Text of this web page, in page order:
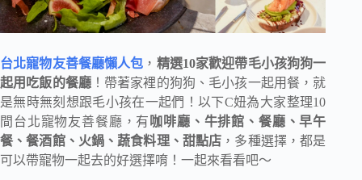
台北寵物友善餐廳懶人包 ， 精選10家歡迎帶毛小孩狗狗一
起用吃飯的餐廳！帶著家裡的狗狗、毛小孩一起用餐，就
是無時無刻想跟毛小孩在一起們！以下C妞為大家整理10
間台北寵物友善餐廳，有 咖啡廳、牛排館、餐廳、早午
餐、餐酒館、火鍋、蔬食料理、甜點店 ，多種選擇，都是
可以帶寵物一起去的好選擇唷！一起來看看吧～